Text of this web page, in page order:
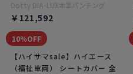
Dotty DIA-LUX本革パンチング
￥121,592
10％OFF
【ハイサマsale】ハイエース
（福祉車両） シートカバー 全